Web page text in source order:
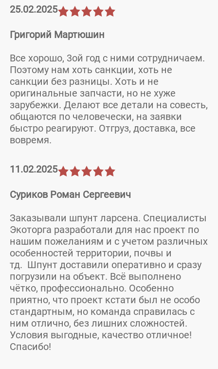
25.02.2025
Григорий Мартюшин
Все хорошо, 3ой год с ними сотрудничаем.
Поэтому нам хоть санкции, хоть не
санкции без разницы. Хоть и не
оригинальные запчасти, но не хуже
зарубежки. Делают все детали на совесть,
общаются по человечески, на заявки
быстро реагируют. Отгруз, доставка, все
вовремя.
11.02.2025
Суриков Роман Сергеевич
Заказывали шпунт ларсена. Специалисты
Экоторга разработали для нас проект по
нашим пожеланиям и с учетом различных
особенностей территории, почвы и
тд. Шпунт доставили оперативно и сразу
погрузили на объект. Всё выполнено
чётко, профессионально. Особенно
приятно, что проект кстати был не особо
стандартным, но команда справилась с
ним отлично, без лишних сложностей.
Условия выгодные, качество отличное!
Спасибо!